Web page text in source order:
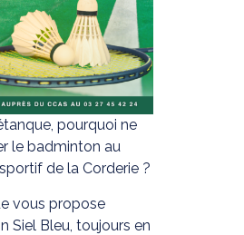
pourquoi ne
le badminton au
de la Corderie ?
vous propose
Siel Bleu, toujours en